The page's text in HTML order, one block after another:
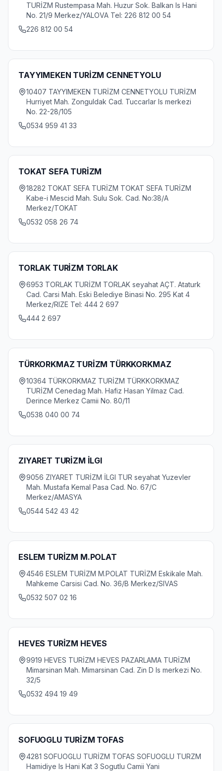
TURİZM Rustempasa Mah. Huzur Sok. Balkan Is Hani
No. 21/9 Merkez/YALOVA Tel: 226 812 00 54
226 812 00 54
TAYYIMEKEN TURİZM CENNETYOLU
10407 TAYYIMEKEN TURİZM CENNETYOLU TURİZM
Hurriyet Mah. Zonguldak Cad. Tuccarlar Is merkezi
No. 22-28/105
0534 959 41 33
TOKAT SEFA TURİZM
18282 TOKAT SEFA TURİZM TOKAT SEFA TURİZM
Kabe-i Mescid Mah. Sulu Sok. Cad. No:38/A
Merkez/TOKAT
0532 058 26 74
TORLAK TURİZM TORLAK
6953 TORLAK TURİZM TORLAK seyahat AÇT. Ataturk
Cad. Carsi Mah. Eski Belediye Binasi No. 295 Kat 4
Merkez/RIZE Tel: 444 2 697
444 2 697
TÜRKORKMAZ TURİZM TÜRKKORKMAZ
10364 TÜRKORKMAZ TURİZM TÜRKKORKMAZ
TURİZM Cenedag Mah. Hafiz Hasan Yilmaz Cad.
Derince Merkez Camii No. 80/11
0538 040 00 74
ZIYARET TURİZM İLGI
9056 ZIYARET TURİZM İLGI TUR seyahat Yuzevler
Mah. Mustafa Kemal Pasa Cad. No. 67/C
Merkez/AMASYA
0544 542 43 42
ESLEM TURİZM M.POLAT
4546 ESLEM TURİZM M.POLAT TURİZM Eskikale Mah.
Mahkeme Carsisi Cad. No. 36/B Merkez/SIVAS
0532 507 02 16
HEVES TURİZM HEVES
9919 HEVES TURİZM HEVES PAZARLAMA TURİZM
Mimarsinan Mah. Mimarsinan Cad. Zin D Is merkezi No.
32/5
0532 494 19 49
SOFUOGLU TURİZM TOFAS
4281 SOFUOGLU TURİZM TOFAS SOFUOGLU TURZM
Hamidiye Is Hani Kat 3 Sogutlu Camii Yani